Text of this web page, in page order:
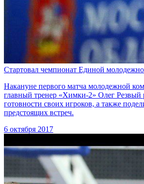
Стартовал чемпионат Единой
Накануне первого матча молодежной
главный тренер «Химки-2» Олег Резвый
готовности своих игроков, а также
предстоящих встреч.
6 октября 2017